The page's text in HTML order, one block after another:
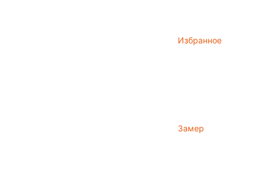
Избранное
Замер